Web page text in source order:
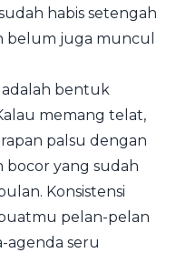
habis setengah
belum juga muncul
adalah bentuk
memang telat,
palsu dengan
bocor yang sudah
Konsistensi
pelan-pelan
agenda seru